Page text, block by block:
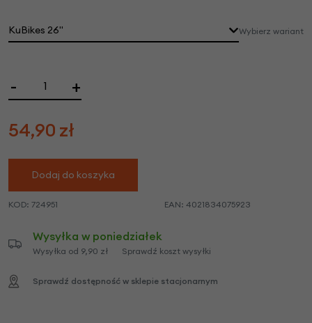
KuBikes 26" Wybierz wariant
- +
54,90 zł
Dodaj do koszyka
KOD: 724951 EAN: 4021834075923
Wysyłka w poniedziałek
Wysyłka od 9,90 zł Sprawdź koszt wysyłki
Sprawdź dostępność w sklepie stacjonarnym